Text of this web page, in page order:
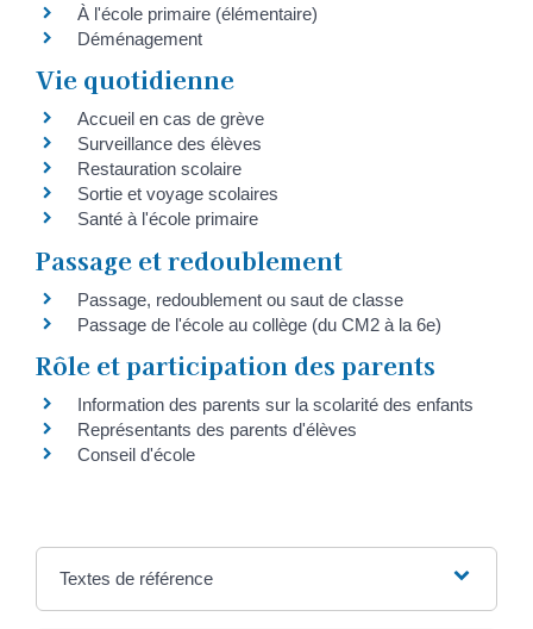
À l'école primaire (élémentaire)
Déménagement
Vie quotidienne
Accueil en cas de grève
Surveillance des élèves
Restauration scolaire
Sortie et voyage scolaires
Santé à l'école primaire
Passage et redoublement
Passage, redoublement ou saut de classe
Passage de l'école au collège (du CM2 à la 6e)
Rôle et participation des parents
Information des parents sur la scolarité des enfants
Représentants des parents d'élèves
Conseil d'école
Textes de référence